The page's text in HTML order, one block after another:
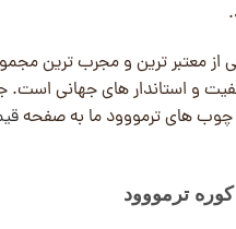
از معتبر ترین و مجرب ترین
و استاندار های جهانی
های ترمووود ما به صفحه
ترمووود